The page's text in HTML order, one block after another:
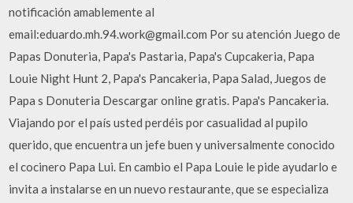
notificación amablemente al
email:eduardo.mh.94.work@gmail.com Por su atención Juego de
Papas Donuteria, Papa's Pastaria, Papa's Cupcakeria, Papa
Louie Night Hunt 2, Papa's Pancakeria, Papa Salad, Juegos de
Papa s Donuteria Descargar online gratis. Papa's Pancakeria.
Viajando por el país usted perdéis por casualidad al pupilo
querido, que encuentra un jefe buen y universalmente conocido
el cocinero Papa Lui. En cambio el Papa Louie le pide ayudarlo e
invita a instalarse en un nuevo restaurante, que se especializa